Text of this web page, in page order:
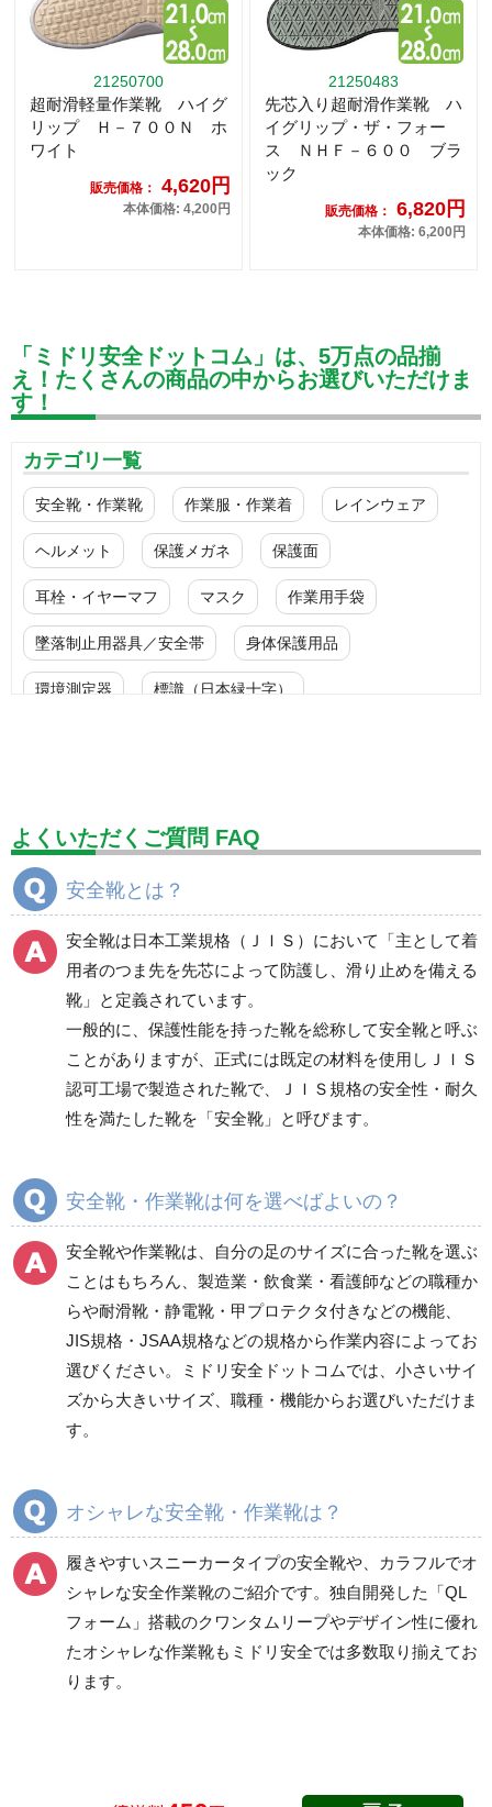
21250700
超耐滑軽量作業靴 ハイグ
リップ Ｈ－７００Ｎ ホ
ワイト
販売価格： 4,620円
本体価格: 4,200円
21250483
先芯入り超耐滑作業靴 ハ
イグリップ・ザ・フォー
ス ＮＨＦ－６００ ブラ
ック
販売価格： 6,820円
本体価格: 6,200円
「ミドリ安全ドットコム」は、5万点の品揃
え！たくさんの商品の中からお選びいただけま
す！
カテゴリ一覧
安全靴・作業靴 作業服・作業着 レインウェア
ヘルメット 保護メガネ 保護面
耳栓・イヤーマフ マスク 作業用手袋
墜落制止用器具／安全帯 身体保護用品
環境測定器 標識（日本緑十字）
設備用品・作業補助用品 工事作業用品
分煙対策機器
電気保守用品 ワイパー クリーンルーム対策用品
防災グッズ（防災セット） 救急医療品
健康管理器具 季節商品
商品カテゴリ一覧
一般作業安全靴・エコ
タイプ
中編上靴・長編上靴
半長靴
スニーカータイプ
一般作業安全靴・スニ
ーカー型
バンドタイプ
つま先保護性能なし
一般作業安全靴・ウレ
タン底
短靴
中編上靴
半長靴
つま先保護性能なし
一般作業安全靴・ゴム2
層底
短靴
半長靴
一般作業安全靴・ゴム1
層底
短靴
プロスニーカー
紐タイプ
よくいただくご質問 FAQ
安全靴とは？
安全靴は日本工業規格（ＪＩＳ）において「主として着
用者のつま先を先芯によって防護し、滑り止めを備える
靴」と定義されています。
一般的に、保護性能を持った靴を総称して安全靴と呼ぶ
ことがありますが、正式には既定の材料を使用しＪＩＳ
認可工場で製造された靴で、ＪＩＳ規格の安全性・耐久
性を満たした靴を「安全靴」と呼びます。
安全靴・作業靴は何を選べばよいの？
安全靴や作業靴は、自分の足のサイズに合った靴を選ぶ
ことはもちろん、製造業・飲食業・看護師などの職種か
らや耐滑靴・静電靴・甲プロテクタ付きなどの機能、
JIS規格・JSAA規格などの規格から作業内容によってお
選びください。ミドリ安全ドットコムでは、小さいサイ
ズから大きいサイズ、職種・機能からお選びいただけま
す。
オシャレな安全靴・作業靴は？
履きやすいスニーカータイプの安全靴や、
カラフルでオ
シャレな安全作業靴のご紹介です。独自開発した「QL
フォーム」搭載のクワンタムリープやデザイン性に優れ
たオシャレな作業靴もミドリ安全では多数取り揃えてお
ります。